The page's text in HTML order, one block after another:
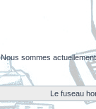
Nous sommes
Le fuseau